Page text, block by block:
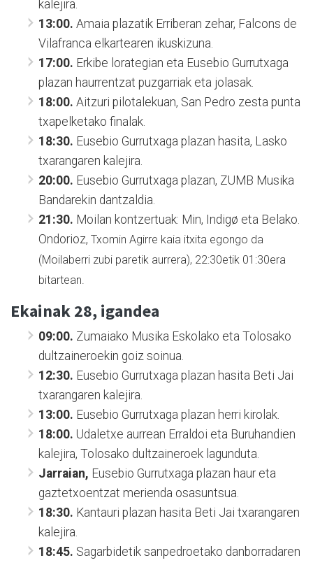
kalejira.
13:00. Amaia plazatik Erriberan zehar, Falcons de
Vilafranca elkartearen ikuskizuna.
17:00. Erkibe lorategian eta Eusebio Gurrutxaga
plazan haurrentzat puzgarriak eta jolasak.
18:00. Aitzuri pilotalekuan, San Pedro zesta punta
txapelketako finalak.
18:30. Eusebio Gurrutxaga plazan hasita, Lasko
txarangaren kalejira.
20:00. Eusebio Gurrutxaga plazan, ZUMB Musika
Bandarekin dantzaldia.
21:30. Moilan kontzertuak: Min, Indigø eta Belako.
Ondorioz, Txomin Agirre kaia itxita egongo da
(Moilaberri zubi paretik aurrera), 22:30etik 01:30era
bitartean.
Ekainak 28, igandea
09:00. Zumaiako Musika Eskolako eta Tolosako
dultzaineroekin goiz soinua.
12:30. Eusebio Gurrutxaga plazan hasita Beti Jai
txarangaren kalejira.
13:00. Eusebio Gurrutxaga plazan herri kirolak.
18:00. Udaletxe aurrean Erraldoi eta Buruhandien
kalejira, Tolosako dultzaineroek lagunduta.
Jarraian, Eusebio Gurrutxaga plazan haur eta
gaztetxoentzat merienda osasuntsua.
18:30. Kantauri plazan hasita Beti Jai txarangaren
kalejira.
18:45. Sagarbidetik sanpedroetako danborradaren